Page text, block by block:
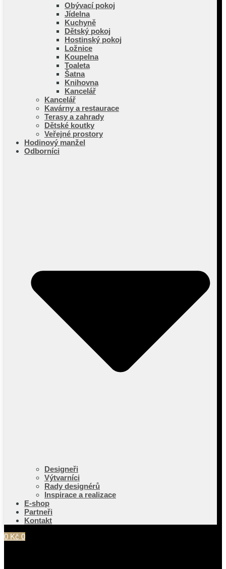
Obývací pokoj
Jídelna
Kuchyně
Dětský pokoj
Hostinský pokoj
Ložnice
Koupelna
Toaleta
Šatna
Knihovna
Kancelář
Kancelář
Kavárny a restaurace
Terasy a zahrady
Dětské koutky
Veřejné prostory
Hodinový manžel
Odborníci
Designeři
Výtvarníci
Rady designérů
Inspirace a realizace
E-shop
Partneři
Kontakt
0 Kč 0